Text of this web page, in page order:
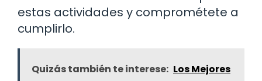
estas actividades y comprométete a
cumplirlo.
Quizás también te interese: Los Mejores